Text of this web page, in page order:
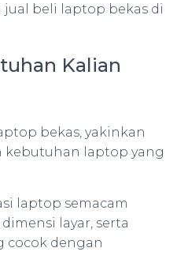
beli laptop bekas di
Kalian
bekas, yakinkan
kebutuhan laptop yang
laptop semacam
layar, serta
cocok dengan